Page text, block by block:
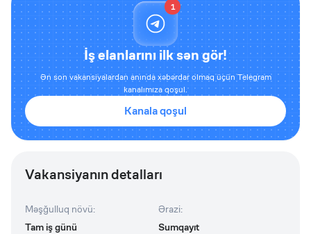
1
İş elanlarını ilk sən gör!
Ən son vakansiyalardan anında xəbərdar olmaq üçün Telegram
kanalımıza qoşul.
Kanala qoşul
Vakansiyanın detalları
Məşğulluq növü:
Tam iş günü
Ərazi:
Sumqayıt